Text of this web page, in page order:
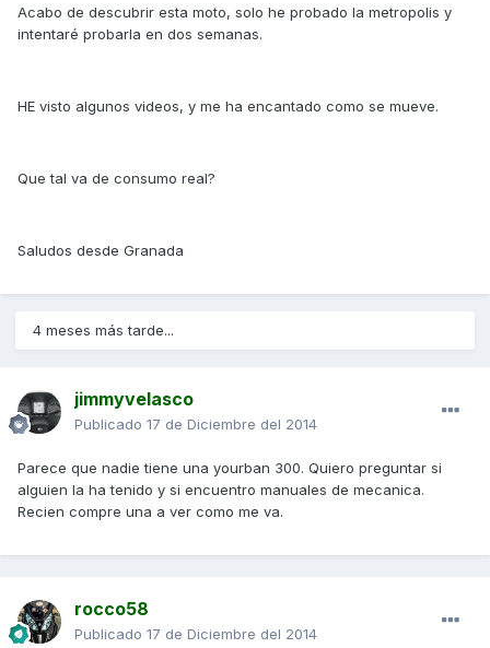
Acabo de descubrir esta moto, solo he probado la metropolis y
intentaré probarla en dos semanas.
HE visto algunos videos, y me ha encantado como se mueve.
Que tal va de consumo real?
Saludos desde Granada
4 meses más tarde...
jimmyvelasco
Publicado 17 de Diciembre del 2014
Parece que nadie tiene una yourban 300. Quiero preguntar si
alguien la ha tenido y si encuentro manuales de mecanica.
Recien compre una a ver como me va.
rocco58
Publicado 17 de Diciembre del 2014